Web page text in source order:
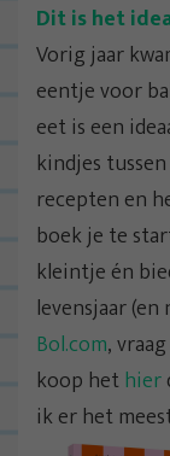
Dit is het
Vorig jaar
eentje voor
eet is een
kindjes
recepten en
boek je te
kleintje én
levensjaar
Bol.com,
koop het hier
ik er het